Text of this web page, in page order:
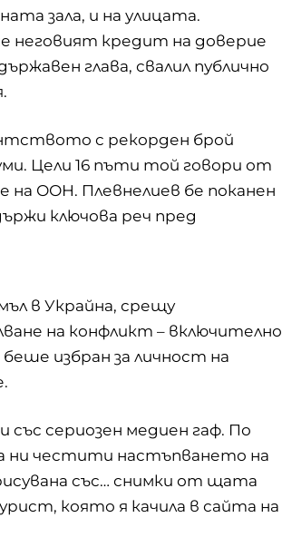
зала, и на улицата.
неговият кредит на доверие
глава, свалил публично
с рекорден брой
Цели 16 пъти той говори от
ООН. Плевнелиев бе поканен
ключова реч пред
в Украйна, срещу
на конфликт – включително
избран за личност на
сериозен медиен гаф. По
ни честити настъпването на
със… снимки от щата
която я качила в сайта на